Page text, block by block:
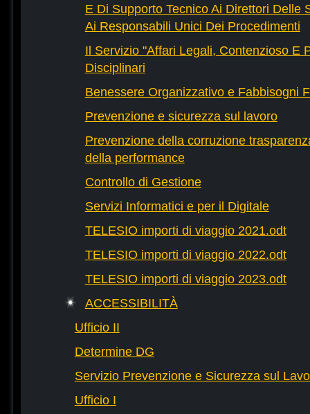
E Di Supporto Tecnico Ai Direttori Delle
Ai Responsabili Unici Dei Procedimenti
Il Servizio "Affari Legali, Contenzioso E
Disciplinari
Benessere Organizzativo e Fabbisogni
Prevenzione e sicurezza sul lavoro
Prevenzione della corruzione
della performance
Controllo di Gestione
Servizi Informatici e per il Digitale
TELESIO importi di viaggio 2021.odt
TELESIO importi di viaggio 2022.odt
TELESIO importi di viaggio 2023.odt
ACCESSIBILITÀ
Ufficio II
Determine DG
Servizio Prevenzione e Sicurezza sul
Ufficio I